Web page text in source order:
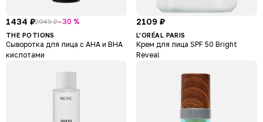
1434 ₽2049 ₽–30 %
THE POTIONS
Сыворотка для лица с AHA и BHA
кислотами
2109 ₽
L'ORÉAL PARIS
Крем для лица SPF 50 Bright
Reveal